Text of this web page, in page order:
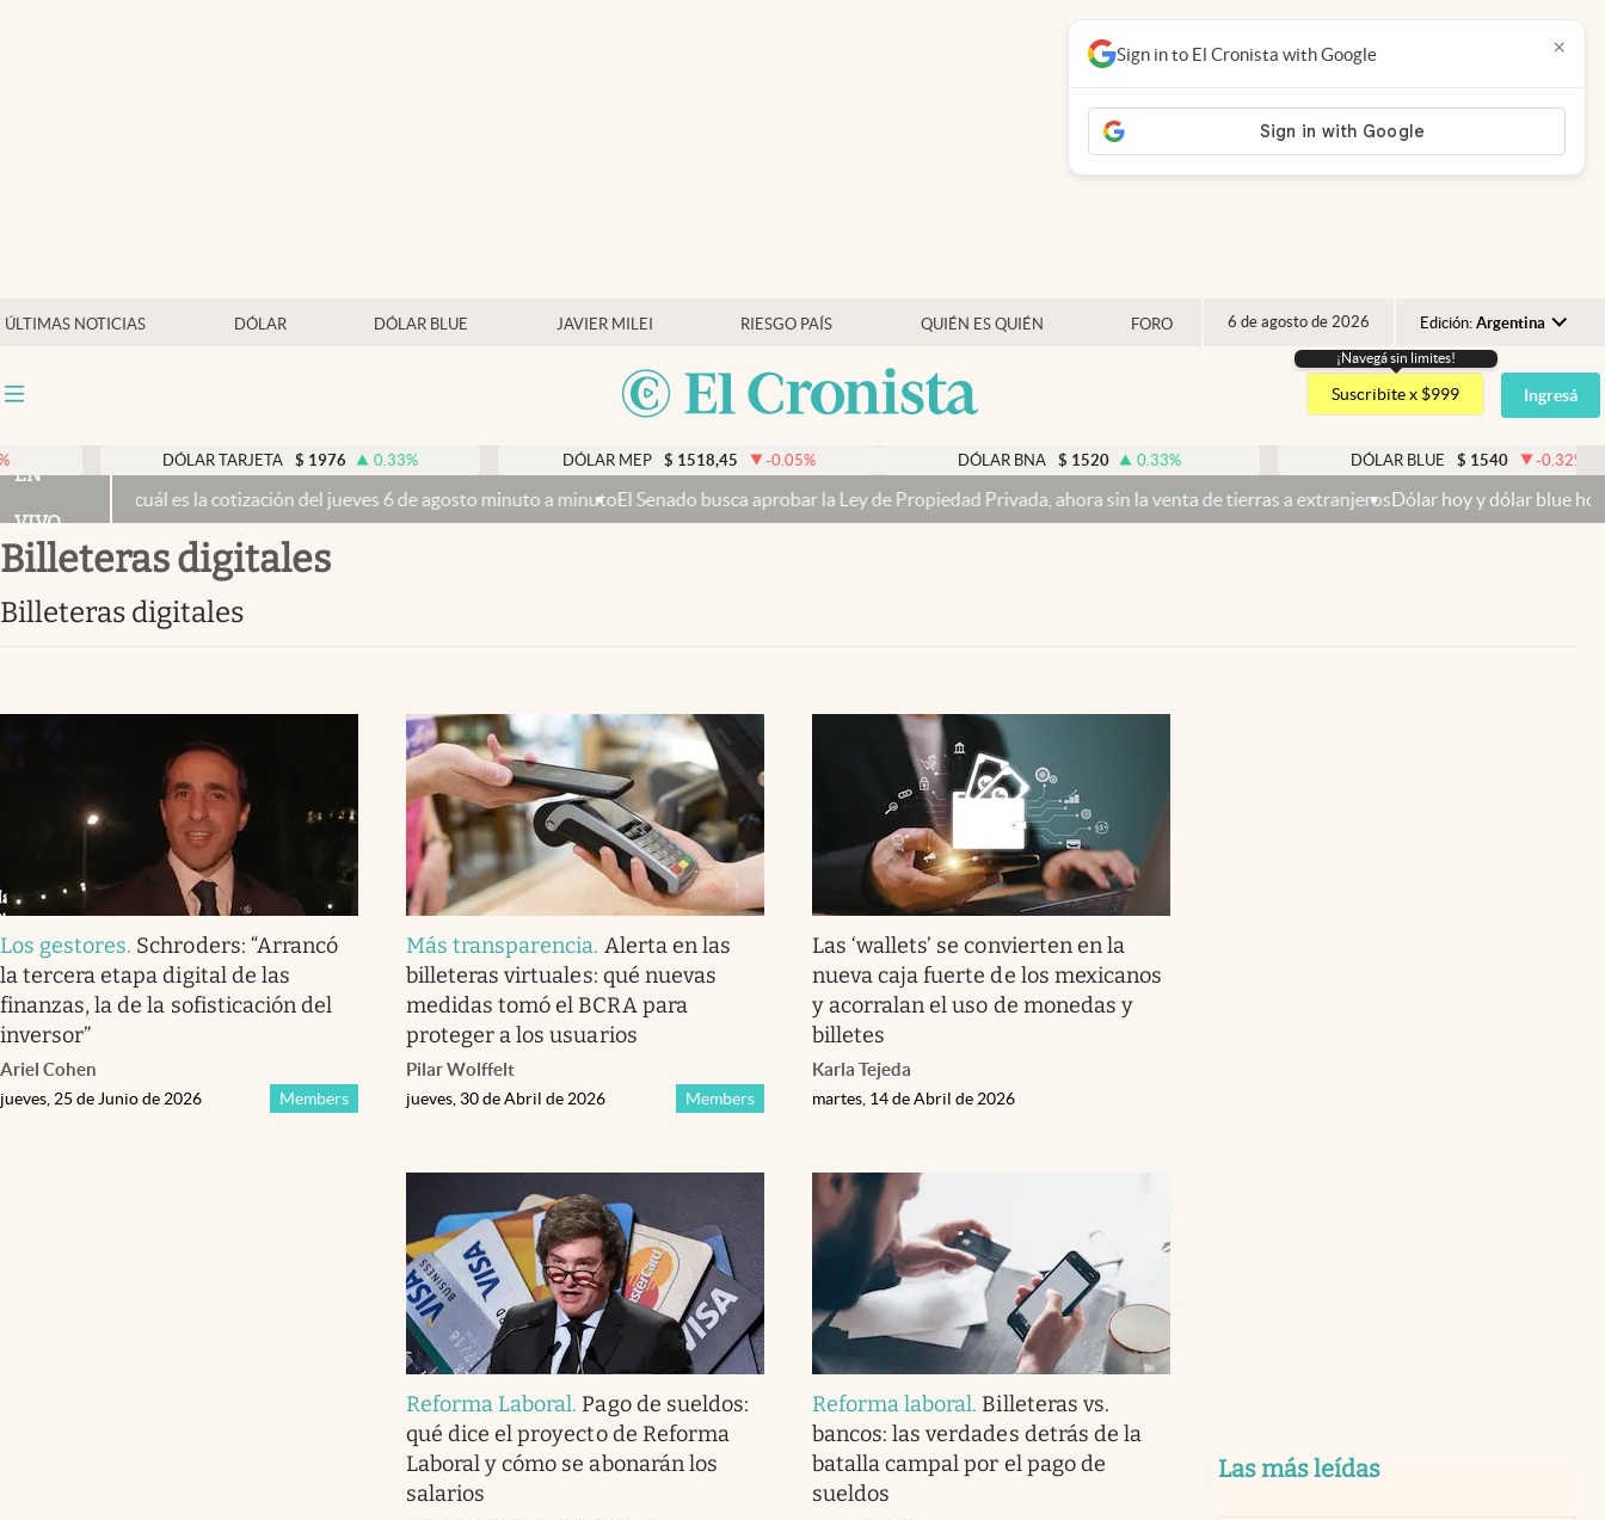
ÚLTIMAS NOTICIAS DÓLAR DÓLAR BLUE JAVIER MILEI RIESGO PAÍS QUIÉN ES QUIÉN FORO 6 de agosto de 2026 Edición: Argentina
Argentina
España
USA
Mercados Online
Infotechnology
abre en nueva pestaña
¡Navegá sin limites!
Suscribite x $999 Ingresá
DÓLAR TARJETA $ 1976 0.33% $ 1518,45 -0.05% $ 1520 0.33% DÓLAR BLUE $ 1540 -0.32%
EN
VIVO
es la cotización del jueves 6 de agosto minuto a minuto El Senado busca aprobar la Ley de Propiedad Privada, ahora sin la venta de tierras a extranjerosDólar hoy y dólar blue hoy: cuál es la
Sign in to El Cronista with Google ×
billeteras digitales
billeteras digitales
Los gestores. Schroders: “Arrancó
la tercera etapa digital de las
finanzas, la de la sofisticación del
inversor”
Ariel Cohen
Members
jueves, 25 de Junio de 2026
Más transparencia. Alerta en las
billeteras virtuales: qué nuevas
medidas tomó el BCRA para
proteger a los usuarios
Pilar Wolffelt
Members
jueves, 30 de Abril de 2026
Las ‘wallets’ se convierten en la
nueva caja fuerte de los mexicanos
y acorralan el uso de monedas y
billetes
Karla Tejeda
martes, 14 de Abril de 2026
Reforma Laboral. Pago de sueldos:
qué dice el proyecto de Reforma
Laboral y cómo se abonarán los
salarios
Reforma laboral. Billeteras vs.
bancos: las verdades detrás de la
batalla campal por el pago de
sueldos
Las más leídas